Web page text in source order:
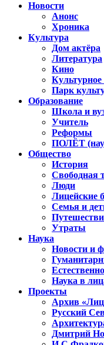
Новости
Анонс
Хроника
Культура
Дом актёра
Литература
Кино
Культурное
Парк
Образование
Школа и
Учитель
Реформы
ПОЛЁТ
Общество
История
Свободная
Люди
Лицейские
Семья и
Утраты
Наука
Новости и
Наука в
Проекты
Архив
Русский
Дмитрий